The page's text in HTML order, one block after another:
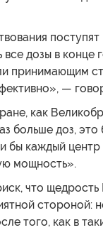
все дозы в конце
принимающим
—
как
больше доз,
бы каждый центр
мощность».
что
стороной:
того, как в